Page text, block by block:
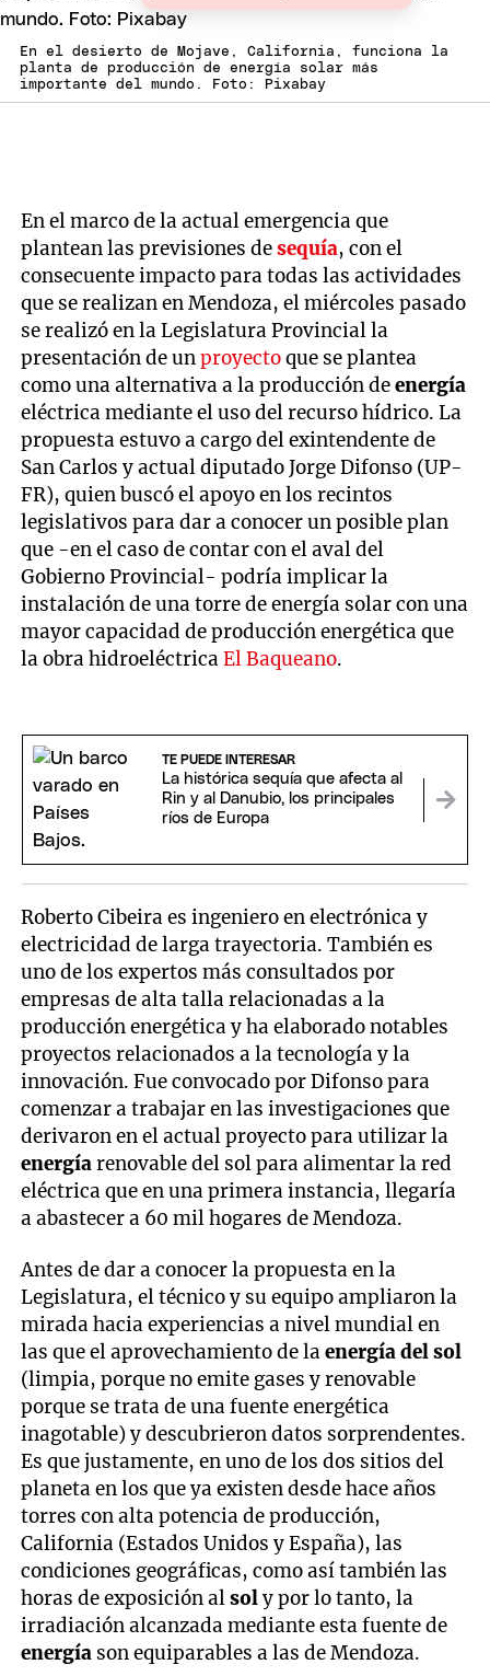
En el desierto de Mojave, California, funciona la
planta de producción de energía solar más
importante del mundo. Foto: Pixabay
En el marco de la actual emergencia que
plantean las previsiones desequía, con el
consecuente impacto para todas las actividades
que se realizan en Mendoza, el miércoles pasado
se realizó en la Legislatura Provincial la
presentación de unproyectoque se plantea
como una alternativa a la producción deenergía
eléctrica mediante el uso del recurso hídrico. La
propuesta estuvo a cargo del exintendente de
San Carlos y actual diputado Jorge Difonso (UP-
FR), quien buscó el apoyo en los recintos
legislativos para dar a conocer un posible plan
que -en el caso de contar con el aval del
Gobierno Provincial- podría implicar la
instalación de una torre de energía solar con una
mayor capacidad de producción energética que
la obra hidroeléctricaEl Baqueano.
TE PUEDE INTERESAR
La histórica sequía que afecta al
Rin y al Danubio, los principales
ríos de Europa
Roberto Cibeira es ingeniero en electrónica y
electricidad de larga trayectoria. También es
uno de los expertos más consultados por
empresas de alta talla relacionadas a la
producción energética y ha elaborado notables
proyectos relacionados a la tecnología y la
innovación. Fue convocado por Difonso para
comenzar a trabajar en las investigaciones que
derivaron en el actual proyecto para utilizar la
energíarenovable del sol para alimentar la red
eléctrica que en una primera instancia, llegaría
a abastecer a 60 mil hogares de Mendoza.
Antes de dar a conocer la propuesta en la
Legislatura, el técnico y su equipo ampliaron la
mirada hacia experiencias a nivel mundial en
las que el aprovechamiento de laenergía del sol
(limpia, porque no emite gases y renovable
porque se trata de una fuente energética
inagotable) y descubrieron datos sorprendentes.
Es que justamente, en uno de los dos sitios del
planeta en los que ya existen desde hace años
torres con alta potencia de producción,
California (Estados Unidos y España), las
condiciones geográficas, como así también las
horas de exposición alsoly por lo tanto, la
irradiación alcanzada mediante esta fuente de
energía son equiparables a las de Mendoza.